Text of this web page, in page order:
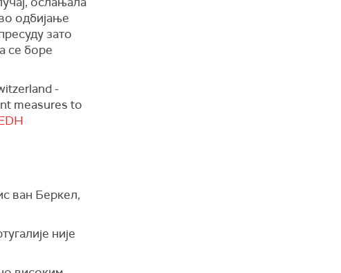
одбијање
зато
се боре
-
measures to
ван Беркел,
није